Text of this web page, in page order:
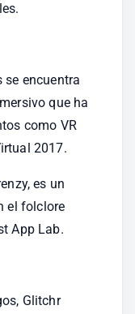
se encuentra
que ha
como VR
2017.
es un
el folclore
App Lab.
Glitchr